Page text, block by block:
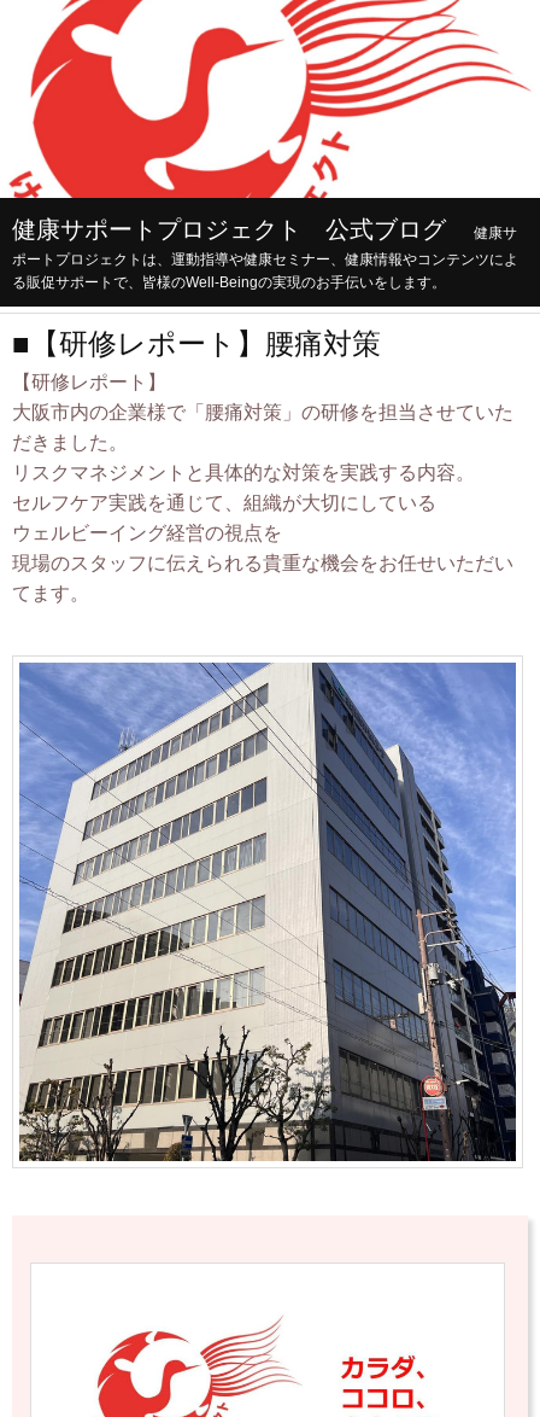
健康サポートプロジェクト 公式ブログ
健康サ
ポートプロジェクトは、運動指導や健康セミナー、健康情報やコンテンツによ
る販促サポートで、皆様のWell-Beingの実現のお手伝いをします。
■【研修レポート】腰痛対策
【研修レポート】
大阪市内の企業様で「腰痛対策」の研修を担当させていた
だきました。
リスクマネジメントと具体的な対策を実践する内容。
セルフケア実践を通じて、組織が大切にしている
ウェルビーイング経営の視点を
現場のスタッフに伝えられる貴重な機会をお任せいただい
てます。